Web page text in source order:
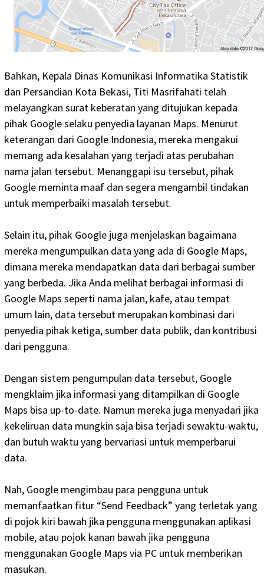
Bahkan, Kepala Dinas Komunikasi Informatika Statistik
dan Persandian Kota Bekasi, Titi Masrifahati telah
melayangkan surat keberatan yang ditujukan kepada
pihak Google selaku penyedia layanan Maps. Menurut
keterangan dari Google Indonesia, mereka mengakui
memang ada kesalahan yang terjadi atas perubahan
nama jalan tersebut. Menanggapi isu tersebut, pihak
Google meminta maaf dan segera mengambil tindakan
untuk memperbaiki masalah tersebut.
Selain itu, pihak Google juga menjelaskan bagaimana
mereka mengumpulkan data yang ada di Google Maps,
dimana mereka mendapatkan data dari berbagai sumber
yang berbeda. Jika Anda melihat berbagai informasi di
Google Maps seperti nama jalan, kafe, atau tempat
umum lain, data tersebut merupakan kombinasi dari
penyedia pihak ketiga, sumber data publik, dan kontribusi
dari pengguna.
Dengan sistem pengumpulan data tersebut, Google
mengklaim jika informasi yang ditampilkan di Google
Maps bisa up-to-date. Namun mereka juga menyadari jika
kekeliruan data mungkin saja bisa terjadi sewaktu-waktu,
dan butuh waktu yang bervariasi untuk memperbarui
data.
Nah, Google mengimbau para pengguna untuk
memanfaatkan fitur “Send Feedback” yang terletak yang
di pojok kiri bawah jika pengguna menggunakan aplikasi
mobile, atau pojok kanan bawah jika pengguna
menggunakan Google Maps via PC untuk memberikan
masukan.